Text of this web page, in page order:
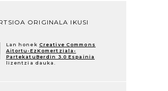
ORIGINALA IKUSI
Lan honek Creative Commons
Aitortu-EzKomertziala-
PartekatuBerdin 3.0 Espainia
lizentzia dauka.